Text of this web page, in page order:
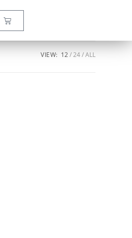
VIEW: 12 24 ALL